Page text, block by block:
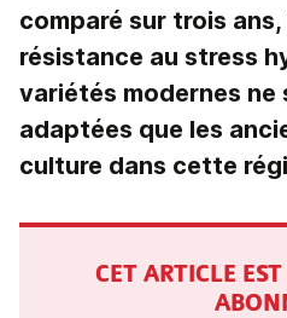
comparé sur trois
résistance au stress
variétés modernes ne
adaptées que les
culture dans cette
CET ARTICLE